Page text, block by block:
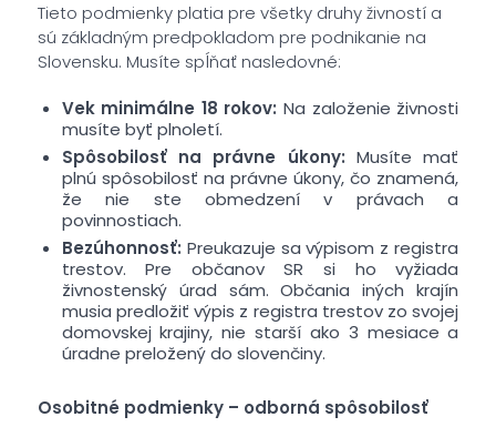
Tieto podmienky platia pre všetky druhy živností a
sú základným predpokladom pre podnikanie na
Slovensku. Musíte spĺňať nasledovné:
Vek minimálne 18 rokov: Na založenie živnosti
musíte byť plnoletí.
Spôsobilosť na právne úkony: Musíte mať
plnú spôsobilosť na právne úkony, čo znamená,
že nie ste obmedzení v právach a
povinnostiach.
Bezúhonnosť: Preukazuje sa výpisom z registra
trestov. Pre občanov SR si ho vyžiada
živnostenský úrad sám. Občania iných krajín
musia predložiť výpis z registra trestov zo svojej
domovskej krajiny, nie starší ako 3 mesiace a
úradne preložený do slovenčiny.
Osobitné podmienky – odborná spôsobilosť